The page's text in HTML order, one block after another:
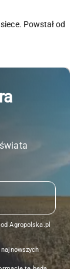
Powstał od
Agropolska.pl